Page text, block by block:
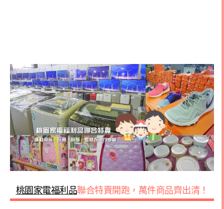
桃園家電福利品聯合特賣開跑，萬件商品齊出清！